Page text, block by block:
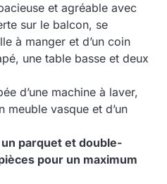
et agréable avec
sur le balcon, se
à manger et d’un coin
une table basse et deux
d’une machine à laver,
meuble vasque et d’un
parquet et double-
pour un maximum